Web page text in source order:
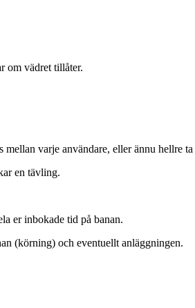
om vädret tillåter.
varje användare, eller ännu hellre
en tävling.
er inbokade tid på banan.
(körning) och eventuellt anläggningen.